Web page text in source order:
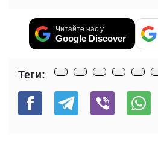
Читайте нас у
Google Discover
Теги: